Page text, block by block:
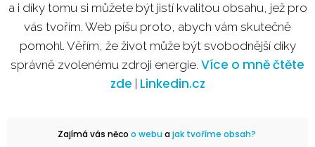
a i díky tomu si můžete být jistí kvalitou obsahu, jež pro
vás tvořím. Web píšu proto, abych vám skutečně
pomohl. Věřím, že život může být svobodnější díky
správně zvolenému zdroji energie. Více o mně čtěte
zde Linkedin.cz
Zajímá vás něco o webuajak tvoříme obsah?